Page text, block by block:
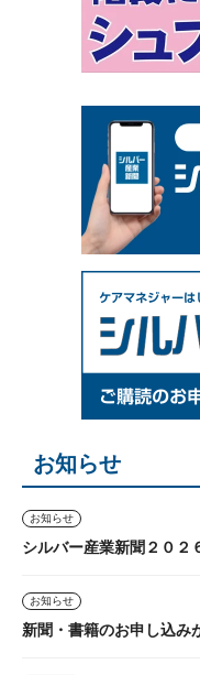
お知らせ
お知らせ
シルバー産業新聞２０２
お知らせ
新聞・書籍のお申し込み